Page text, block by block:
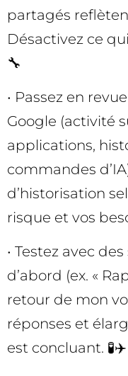
partagés
Désactivez ce
🔧
• Passez en
Google (activité
applications,
commandes
d’historisation
risque et vos
• Testez avec
d’abord (ex. «
retour de mon
réponses et
est concluant. 🧪✈️